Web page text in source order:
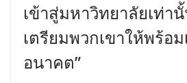
เข้าสู่มหาวิทยาลัยเท่า
เตรียมพวกเขาให้พร้อ
อนาคต”